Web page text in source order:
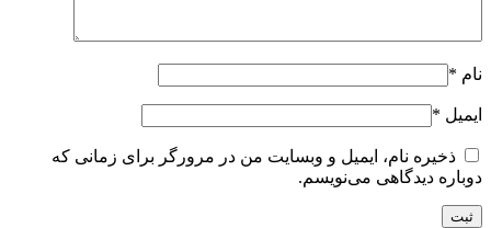
نام *
ایمیل *
ذخیره نام، ایمیل و وبسایت من در مرورگر برای زمانی که
دوباره دیدگاهی می‌نویسم.